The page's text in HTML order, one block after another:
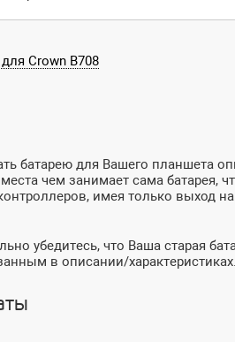
Crown B708
батарею для Вашего планшета
чем занимает сама батарея,
имея только выход
убедитесь, что Ваша старая
в описании/характеристиках.